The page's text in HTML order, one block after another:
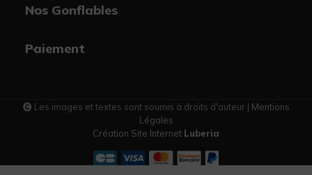
Nos Gonflables
Paiement
Les images et textes sont soumis à droits d'auteur | Mentions
Légales
Création Site Internet Luberia